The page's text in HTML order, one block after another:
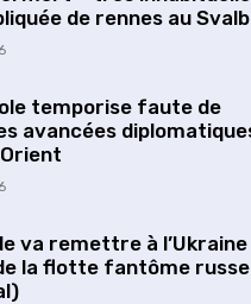
de rennes au
temporise faute de
avancées
va remettre à l’Ukraine
la flotte fantôme russe